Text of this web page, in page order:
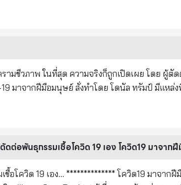
างๆ โดยแพทย์เตือนให้เลิกกินก๋วยเตี๋ยว เพราะมีส
ณภาพและความปลอดภัยอาหาร กรมวิทยาศาสตร์ก
ศาสตร์การแพทย์ได้รายงาน
การเฝ้าระวังคุณภาพและความปลอดภัยของผลิตภั
าจส่งผลกระทบต่อสุขภาพ โดยเฉพาะกรดเบนโซอิ
การอาหารและเกษตรและองค์การอนามัยโลกแห่ง
เผยว่า ไวรัสโควิด-19 ได้รับการ
ดต่อพันธุกรรมเชื้อโควิด 19 เอง โควิด19 มาจาก
ด19 มาจากฝีมือมนุษย์ มีแหล่ง